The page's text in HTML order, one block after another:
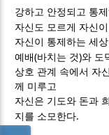
강하고 안정되고 통
자신도 모르게 자신
자신이 통제하는 세
예배(바치는 것)와 도
상호 관계 속에서 자
께 미루고
자신은 기도와 돈과
지를 소모한다.